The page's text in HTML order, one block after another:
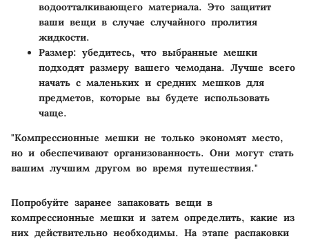
водоотталкивающего материала. Это защитит
ваши вещи в случае случайного пролития
жидкости.
Размер: убедитесь, что выбранные мешки
подходят размеру вашего чемодана. Лучше всего
начать с маленьких и средних мешков для
предметов, которые вы будете использовать
чаще.
"Компрессионные мешки не только экономят место,
но и обеспечивают организованность. Они могут стать
вашим лучшим другом во время путешествия."
Попробуйте заранее запаковать вещи в
компрессионные мешки и затем определить, какие из
них действительно необходимы. На этапе распаковки